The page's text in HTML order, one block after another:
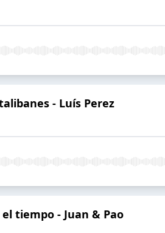
- Luís Perez
tiempo - Juan & Pao